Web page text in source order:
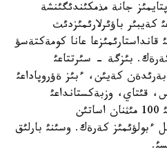
جانة مذمكئندئگئنشة
كةيبئر باؤئرلارئمئزدئث
قانداستارئمئزعا عانا كومةكتةسؤ
بئزگة - سئرتتاعئ
كةيئن، ءبئز ةؤروپاداعئ
قئتاي، وزبةكستانداعئ
بئرنةشة ميلليون، موثعولياداعئ 100 مئثنان اساتئن
ءبولؤئمئز كةرةك. وسئنئ بارلئق